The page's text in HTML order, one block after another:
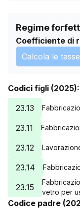
Regime
Coefficiente di
Calcola le tasse
Codici figli (2025):
23.13
23.11
23.12
23.14
23.15
vetro per
Codice padre